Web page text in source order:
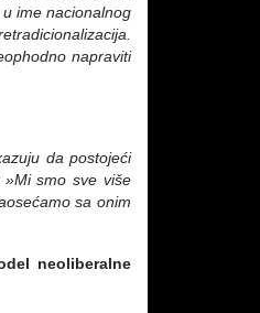
ime nacionalnog
napraviti
da postojeći
»Mi smo sve više
sa onim
neoliberalne